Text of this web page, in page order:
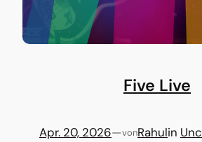
Five Live
Apr. 20, 2026—vonRahulin